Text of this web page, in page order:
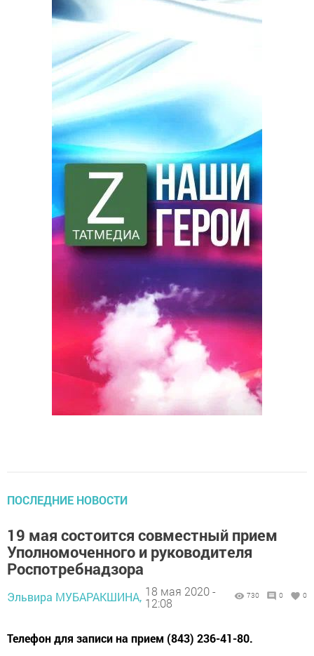
ПОСЛЕДНИЕ НОВОСТИ
19 мая состоится совместный прием
Уполномоченного и руководителя
Роспотребнадзора
Эльвира МУБАРАКШИНА, 18 мая 2020 -
12:08
730 0 0
Телефон для записи на прием (843) 236-41-80.